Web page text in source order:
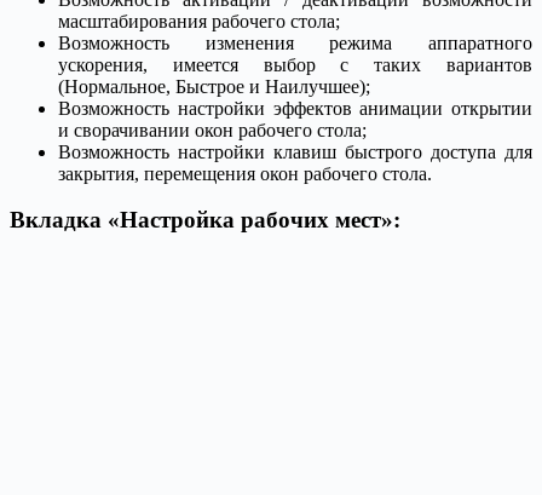
масштабирования рабочего стола;
Возможность изменения режима аппаратного
ускорения, имеется выбор с таких вариантов
(Нормальное, Быстрое и Наилучшее);
Возможность настройки эффектов анимации открытии
и сворачивании окон рабочего стола;
Возможность настройки клавиш быстрого доступа для
закрытия, перемещения окон рабочего стола.
Вкладка «Настройка рабочих мест»: